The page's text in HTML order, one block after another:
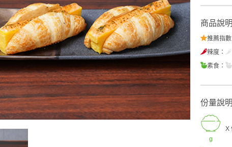
商品說明
推薦指數
辣度：
素食：
份量說明
g
X